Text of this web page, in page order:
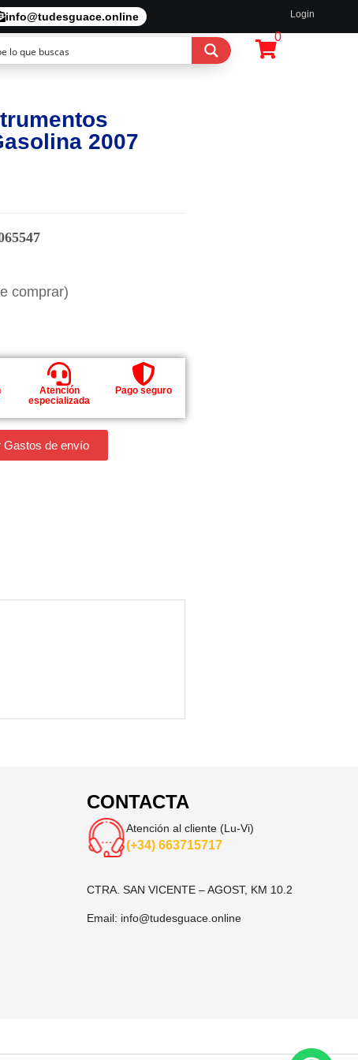
info@tudesguace.online Login
0
2007
comprar)
Atención
especializada
Pago seguro
Gastos de envío
CONTACTA
Atención al cliente (Lu-Vi)
(+34) 663715717
CTRA. SAN VICENTE – AGOST, KM 10.2
Email: info@tudesguace.online